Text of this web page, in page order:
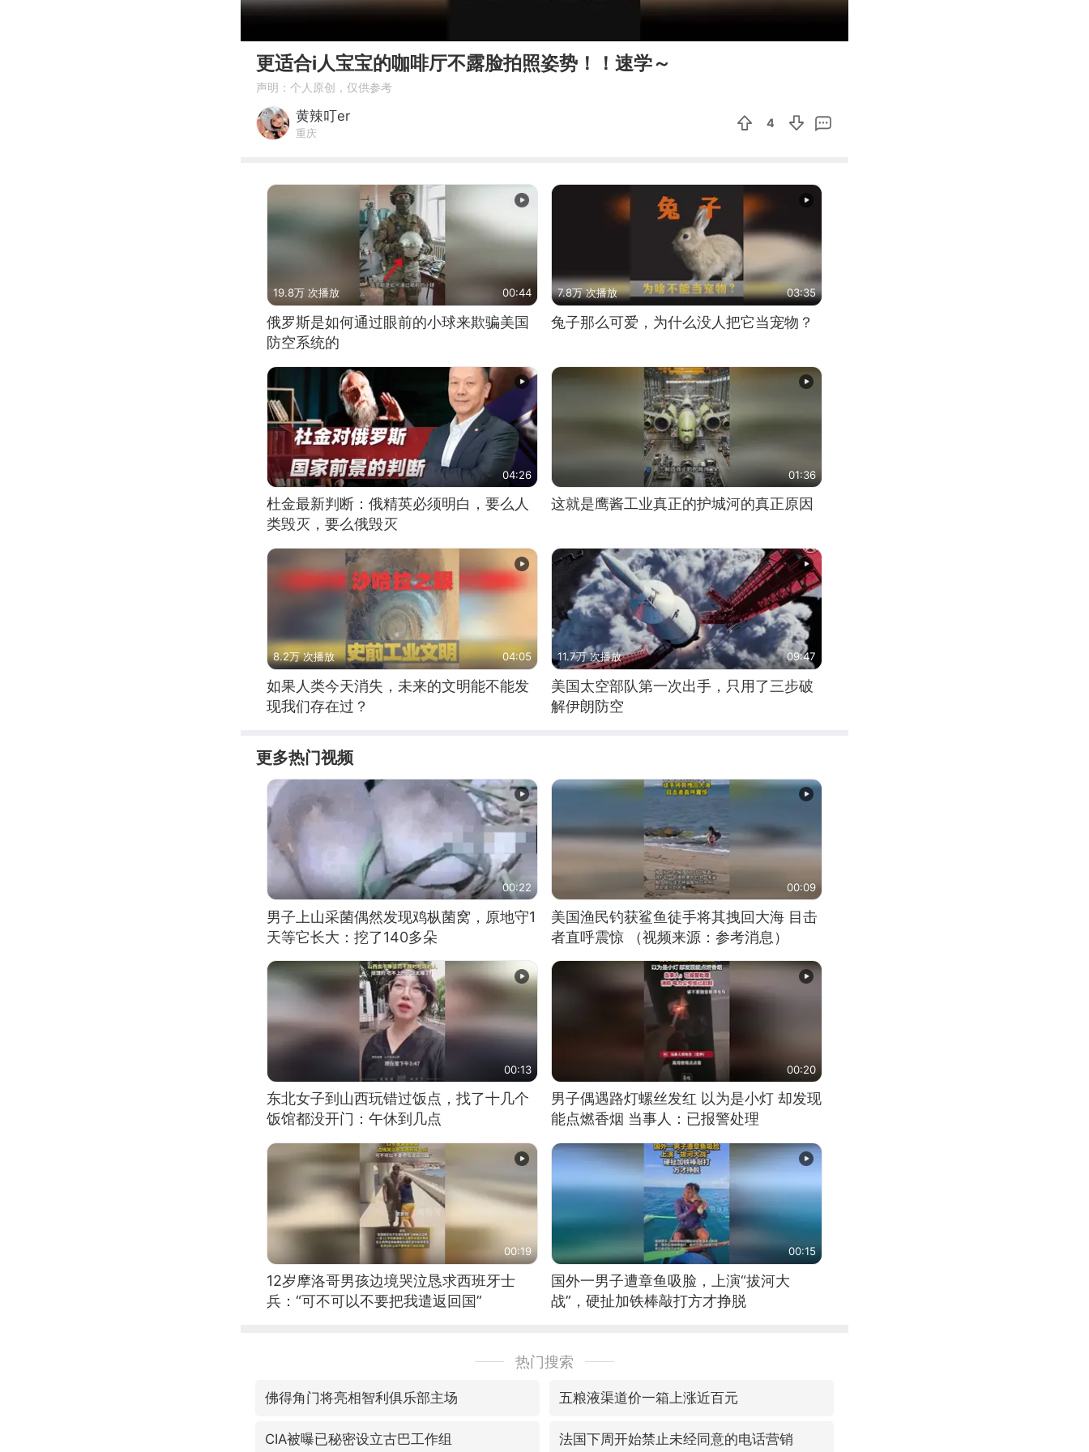
更适合i人宝宝的咖啡厅不露脸拍照姿势！！速学～
声明：个人原创，仅供参考
黄辣叮er
重庆
4
19.8万 次播放 00:44
俄罗斯是如何通过眼前的小球来欺骗美国
防空系统的
7.8万 次播放 03:35
兔子那么可爱，为什么没人把它当宠物？
04:26
杜金最新判断：俄精英必须明白，要么人
类毁灭，要么俄毁灭
01:36
这就是鹰酱工业真正的护城河的真正原因
8.2万 次播放 04:05
如果人类今天消失，未来的文明能不能发
现我们存在过？
11.7万 次播放 09:47
美国太空部队第一次出手，只用了三步破
解伊朗防空
更多热门视频
00:22
男子上山采菌偶然发现鸡枞菌窝，原地守1
天等它长大：挖了140多朵
00:09
美国渔民钓获鲨鱼徒手将其拽回大海 目击
者直呼震惊 （视频来源：参考消息）
00:13
东北女子到山西玩错过饭点，找了十几个
饭馆都没开门：午休到几点
00:20
男子偶遇路灯螺丝发红 以为是小灯 却发现
能点燃香烟 当事人：已报警处理
00:19
12岁摩洛哥男孩边境哭泣恳求西班牙士
兵：“可不可以不要把我遣返回国”
00:15
国外一男子遭章鱼吸脸，上演“拔河大
战”，硬扯加铁棒敲打方才挣脱
热门搜索
佛得角门将亮相智利俱乐部主场 五粮液渠道价一箱上涨近百元
CIA被曝已秘密设立古巴工作组 法国下周开始禁止未经同意的电话营销